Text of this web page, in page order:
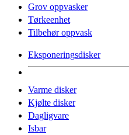
Grov oppvasker
Tørkeenhet
Tilbehør oppvask
Eksponeringsdisker
Varme disker
Kjølte disker
Dagligvare
Isbar